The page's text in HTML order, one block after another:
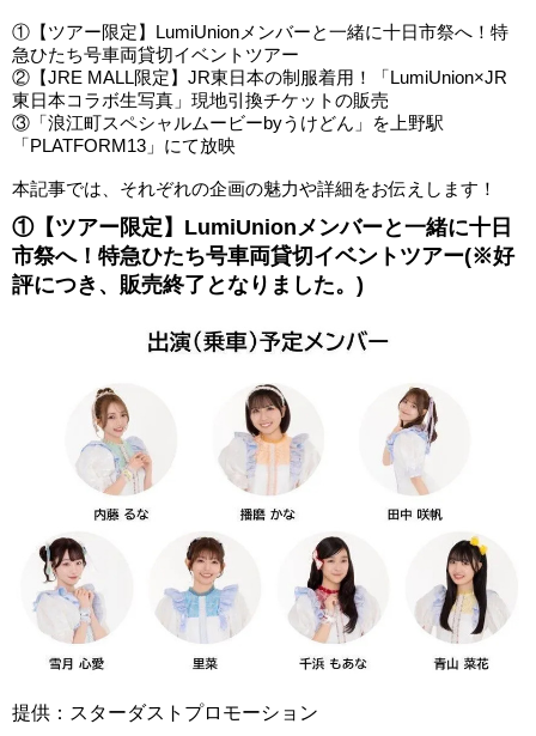
①【ツアー限定】LumiUnionメンバーと一緒に十日市祭へ！特
急ひたち号車両貸切イベントツアー
②【JRE MALL限定】JR東日本の制服着用！「LumiUnion×JR
東日本コラボ生写真」現地引換チケットの販売
③「浪江町スペシャルムービーbyうけどん」を上野駅
「PLATFORM13」にて放映
本記事では、それぞれの企画の魅力や詳細をお伝えします！
①【ツアー限定】LumiUnionメンバーと一緒に十日
市祭へ！特急ひたち号車両貸切イベントツアー(※好
評につき、販売終了となりました。)
提供：スターダストプロモーション